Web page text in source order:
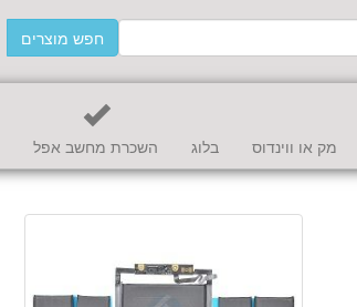
חפש מוצרים
מק או ווינדוס בלוג השכרת מחשב אפל